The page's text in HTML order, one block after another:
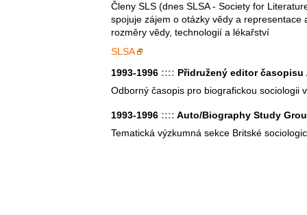
Členy SLS (dnes SLSA - Society for
spojuje zájem o otázky vědy a representace
rozměry vědy, technologií a lékařství
SLSA
1993-1996 :::: Přidružený editor časopisu
Odborný časopis pro biografickou sociologii
1993-1996 :::: Auto/Biography Study
Tematická výzkumná sekce Britské